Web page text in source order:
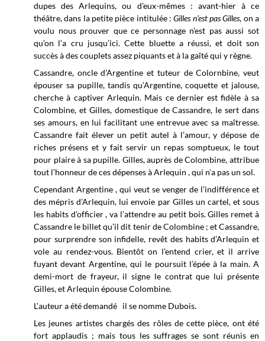
dupes des Arlequins, ou d’eux-mêmes : avant-hier à ce
théâtre, dans la petite pièce intitulée :Gilles n’est pas Gilles, on a
voulu nous prouver que ce personnage n’est pas aussi sot
qu’on l’a cru jusqu’ici. Cette bluette a réussi, et doit son
succès à des couplets assez piquants et à la gaîté qui y règne.
Cassandre, oncle d’Argentine et tuteur de Colornbine, veut
épouser sa pupille, tandis qu’Argentine, coquette et jalouse,
cherche à captiver Arlequin. Mais ce dernier est fidèle à sa
Colombine, et Gilles, domestique de Cassandre, le sert dans
ses amours, en lui facilitant une entrevue avec sa maîtresse.
Cassandre fait élever un petit autel à l’amour, y dépose de
riches présens et y fait servir un repas somptueux, le tout
pour plaire à sa pupille. Gilles, auprès de Colombine, attribue
tout l’honneur de ces dépenses à Arlequin , qui n’a pas un sol.
Cependant Argentine , qui veut se venger de l’indifférence et
des mépris d’Arlequin, lui envoie par Gilles un cartel, et sous
les habits d’officier , va l’attendre au petit bois. Gilles remet à
Cassandre le billet qu’il dit tenir de Colombine ; et Cassandre,
pour surprendre son infidelle, revêt des habits d’Arlequin et
vole au rendez-vous. Bientôt on l’entend crier, et il arrive
fuyant devant Argentine, qui le poursuit l’épée à la main. A
demi-mort de frayeur, il signe le contrat que lui présente
Gilles, et Arlequin épouse Colombine.
L’auteur a été demandé il se nomme Dubois.
Les jeunes artistes chargés des rôles de cette pièce, ont été
fort applaudis ; mais tous les suffrages se sont réunis en